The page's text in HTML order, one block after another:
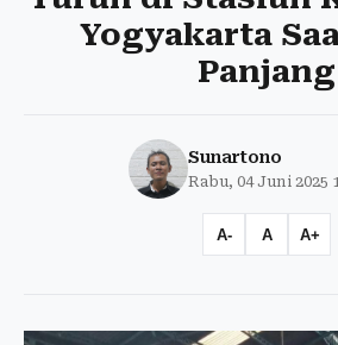
Yogyakarta
Panjang
Sunartono
Rabu, 04 Juni 2025
A- A A+